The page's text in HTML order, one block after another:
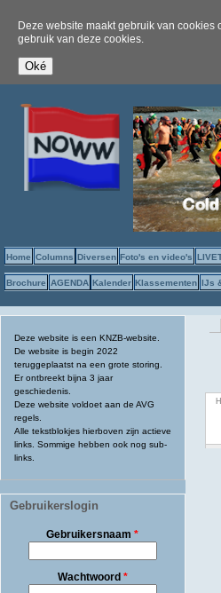
Deze website maakt gebruik van
gebruik van deze cookies.
Home Columns Diversen Foto's en video's
Brochure AGENDA Kalender Klassementen IJs
Deze website is een KNZB-website.
De website is begin 2022
teruggeplaatst na een grote storing.
Er ontbreekt bijna 3 jaar
geschiedenis.
Deze website voldoet aan de AVG
regels.
Alle tekstblokjes hierboven zijn actieve
links. Sommige hebben ook nog sub-
links.
Gebruikerslogin
Gebruikersnaam*
Wachtwoord *